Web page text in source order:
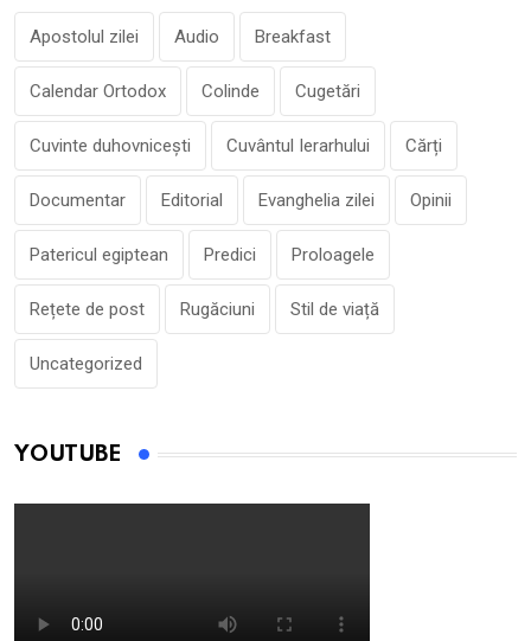
Apostolul zilei Audio Breakfast
Calendar Ortodox Colinde Cugetări
Cuvinte duhovnicești Cuvântul Ierarhului Cărți
Documentar Editorial Evanghelia zilei Opinii
Patericul egiptean Predici Proloagele
Rețete de post Rugăciuni Stil de viață
Uncategorized
YOUTUBE